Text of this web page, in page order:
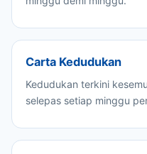
Carta Kedudukan
Kedudukan terkini
selepas setiap minggu